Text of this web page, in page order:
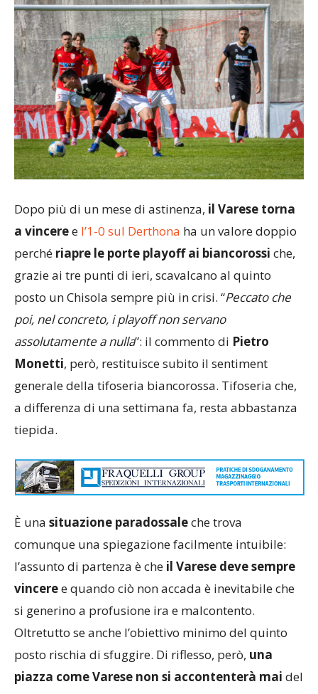
Dopo più di un mese di astinenza, il Varese torna
a vinceree l’1-0 sul Derthona ha un valore doppio
perché riapre le porte playoff ai biancorossi che,
grazie ai tre punti di ieri, scavalcano al quinto
posto un Chisola sempre più in crisi. “Peccato che
poi, nel concreto, i playoff non servano
assolutamente a nulla”: il commento di Pietro
Monetti, però, restituisce subito il sentiment
generale della tifoseria biancorossa. Tifoseria che,
a differenza di una settimana fa, resta abbastanza
tiepida.
È una situazione paradossaleche trova
comunque una spiegazione facilmente intuibile:
l’assunto di partenza è che il Varese deve sempre
vinceree quando ciò non accada è inevitabile che
si generino a profusione ira e malcontento.
Oltretutto se anche l’obiettivo minimo del quinto
posto rischia di sfuggire. Di riflesso, però, una
piazza come Varese non si accontenterà mai del